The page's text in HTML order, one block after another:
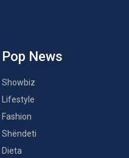
Pop News
Showbiz
Lifestyle
Fashion
Shëndeti
Dieta